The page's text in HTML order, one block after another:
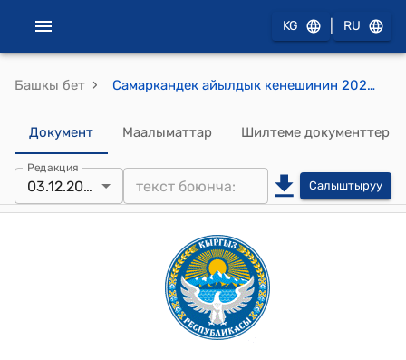
KG RU
Башкы бет › Самаркандек айылдык кенешинин 2025-жылдын 3-декабрындагы №93 "Макулдук берүү жөнундө" токтому
Документ Маалыматтар Шилтеме документтер
Редакция
03.12.2025 Салыштыруу